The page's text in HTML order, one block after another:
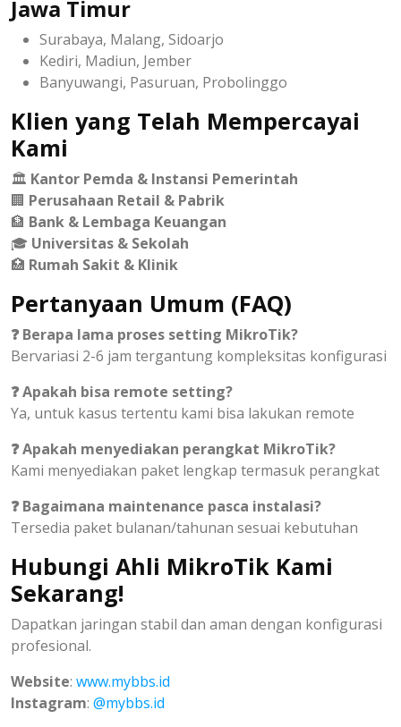
Jawa Timur
Surabaya, Malang, Sidoarjo
Kediri, Madiun, Jember
Banyuwangi, Pasuruan, Probolinggo
Klien yang Telah Mempercayai
Kami
🏛️ Kantor Pemda & Instansi Pemerintah
🏢 Perusahaan Retail & Pabrik
🏦 Bank & Lembaga Keuangan
🎓 Universitas & Sekolah
🏥 Rumah Sakit & Klinik
Pertanyaan Umum (FAQ)
❓ Berapa lama proses setting MikroTik?
Bervariasi 2-6 jam tergantung kompleksitas konfigurasi
❓ Apakah bisa remote setting?
Ya, untuk kasus tertentu kami bisa lakukan remote
❓ Apakah menyediakan perangkat MikroTik?
Kami menyediakan paket lengkap termasuk perangkat
❓ Bagaimana maintenance pasca instalasi?
Tersedia paket bulanan/tahunan sesuai kebutuhan
Hubungi Ahli MikroTik Kami
Sekarang!
Dapatkan jaringan stabil dan aman dengan konfigurasi
profesional.
Website: www.mybbs.id
Instagram: @mybbs.id